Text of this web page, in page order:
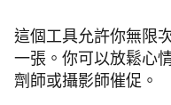
這個工具允許你無限
一張。你可以放鬆心
劑師或攝影師催促。